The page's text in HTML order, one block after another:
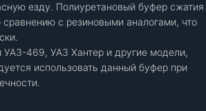
езду. Полиуретановый буфер сжатия
с резиновыми аналогами, что
УАЗ-469, УАЗ Хантер и другие модели,
использовать данный буфер при